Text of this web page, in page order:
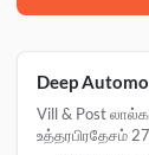
sarai mandraj,
sahara bank,
பம்ப்
Deep
Vill & Post
உத்தரபிரதேசம்